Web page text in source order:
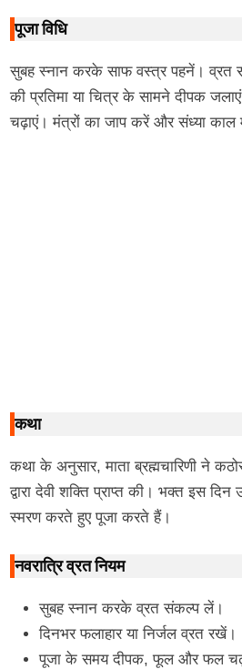
पूजा विधि
सुबह स्नान करके साफ वस्त्र पहनें। व्रत
की प्रतिमा या चित्र के सामने दीपक
चढ़ाएं। मंत्रों का जाप करें और संध्या
कथा
कथा के अनुसार, माता ब्रह्मचारिणी ने
द्वारा देवी शक्ति प्राप्त की। भक्त इस
स्मरण करते हुए पूजा करते हैं।
नवरात्रि व्रत नियम
सुबह स्नान करके व्रत संकल्प लें।
दिनभर फलाहार या निर्जल व्रत रखें।
पूजा के समय दीपक, फूल और फल